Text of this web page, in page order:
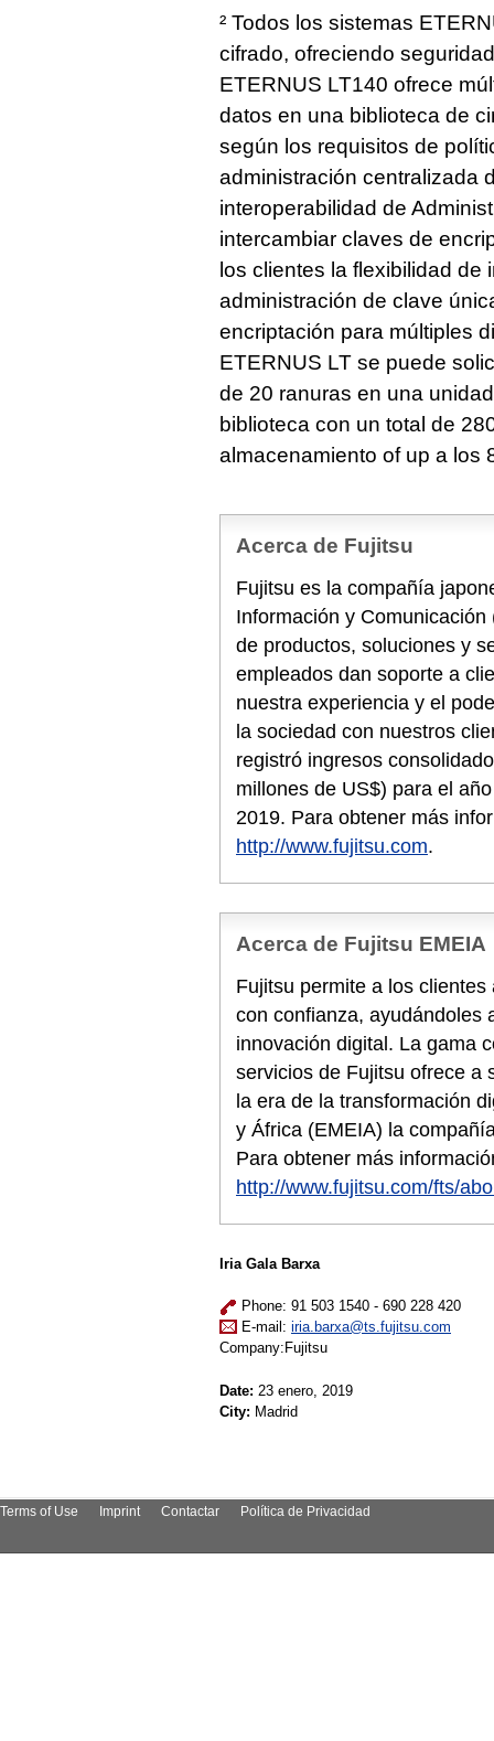
² Todos los sistemas
cifrado, ofreciendo
ETERNUS LT140 ofrece
datos en una biblioteca de
según los requisitos de
administración centralizada
interoperabilidad de
intercambiar claves de
los clientes la flexibilidad
administración de clave
encriptación para múltiples
ETERNUS LT se puede
de 20 ranuras en una
biblioteca con un total de
almacenamiento of up a los
Acerca de Fujitsu
Fujitsu es la compañía
Información y
de productos, soluciones y
empleados dan soporte a
nuestra experiencia y el
la sociedad con nuestros
registró ingresos
millones de US$) para el
2019. Para obtener más
http://www.fujitsu.com.
Acerca de Fujitsu EMEIA
Fujitsu permite a los
con confianza, ayudándoles
innovación digital. La gama
servicios de Fujitsu ofrece a
la era de la transformación
y África (EMEIA) la
Para obtener más
http://www.fujitsu.com/fts/
Iria Gala Barxa
Phone: 91 503 1540 - 690 228 420
E-mail: iria.barxa@ts.fujitsu.com
Company:Fujitsu
Date: 23 enero, 2019
City: Madrid
Terms of Use Imprint Contactar Política de Privacidad